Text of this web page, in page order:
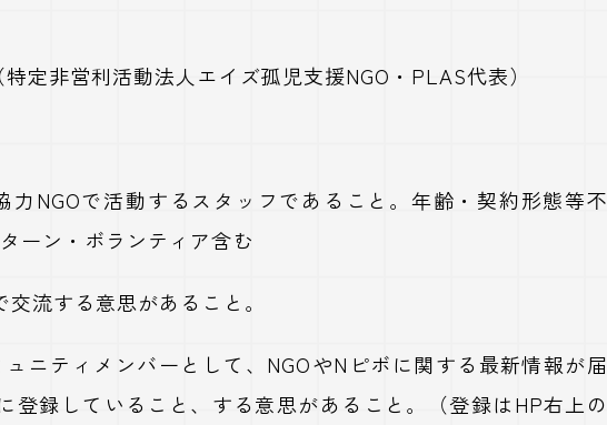
定非営利活動法人エイズ孤児支援NGO ・ PLAS代表）
力NGOで活動するスタッフであること。年齢・契約形態等不
ーン・ボランティア含む
交流する意思があること。
ュニティメンバーとして、NGOやNピボに関する最新情報が届
登録していること、する意思があること。（登録はHP右上の